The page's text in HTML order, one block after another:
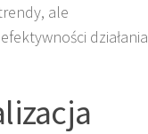
ale
działania